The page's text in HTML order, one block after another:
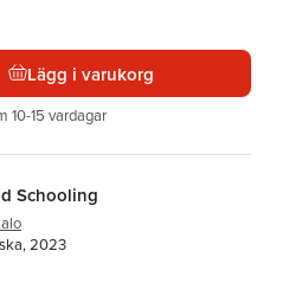
Lägg i varukorg
10-15 vardagar
Schooling
2023